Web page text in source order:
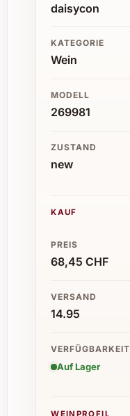
daisycon
KATEGORIE
Wein
MODELL
269981
ZUSTAND
new
KAUF
PREIS
68,45 CHF
VERSAND
14.95
VERFÜGBARKEIT
Auf Lager